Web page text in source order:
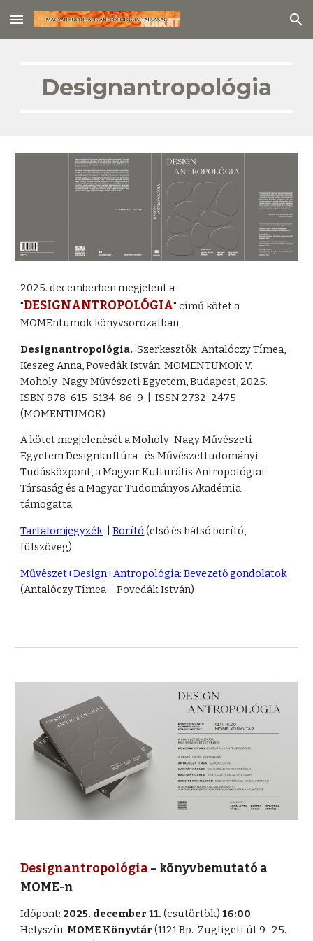
Skip to main content Skip to navigation
Designantropológia
2025. decemberben megjelent a
"DESIGNANTROPOLÓGIA" című kötet a
MOMEntumok könyvsorozatban.
Designantropológia. Szerkesztők: Antalóczy Tímea,
Keszeg Anna, Povedák István. MOMENTUMOK V.
Moholy-Nagy Művészeti Egyetem, Budapest, 2025.
ISBN 978-615-5134-86-9 | ISSN 2732-2475
(MOMENTUMOK)
A kötet megjelenését a Moholy-Nagy Művészeti
Egyetem Designkultúra- és Művészettudományi
Tudásközpont, a Magyar Kulturális Antropológiai
Társaság és a Magyar Tudományos Akadémia
támogatta.
Tartalomjegyzék |Borító (első és hátsó borító,
fülszöveg)
Művészet+Design+Antropológia: Bevezető gondolatok
(Antalóczy Tímea – Povedák István)
Designantropológia – könyvbemutató a
MOME-n
Időpont: 2025. december 11.(csütörtök)16:00
Helyszín: MOME Könyvtár (1121 Bp. Zugligeti út 9–25.